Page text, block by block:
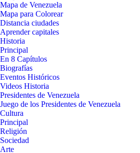
Mapa de Venezuela
Mapa para Colorear
Distancia ciudades
Aprender capitales
Historia
Principal
En 8 Capítulos
Biografías
Eventos Históricos
Videos Historia
Presidentes de Venezuela
Juego de los Presidentes de Venezuela
Cultura
Principal
Religión
Sociedad
Arte